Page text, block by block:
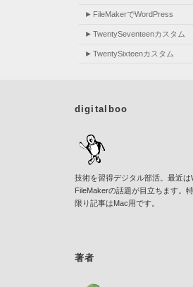
FileMakerでWordPress
TwentySeventeenカスタム
TwentySixteenカスタム
digitalboo
技術を習得デジタル部活。最近
FileMakerの話題が目立ちます。
限り記事はMac用です。
著者